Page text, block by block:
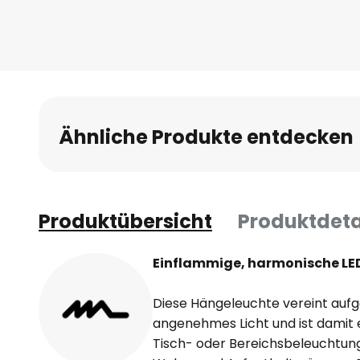
Ähnliche Produkte entdecken
Produktübersicht
Einflammige, harmonische
Diese Hängeleuchte vereint
angenehmes Licht und ist
Tisch- oder